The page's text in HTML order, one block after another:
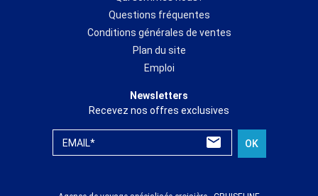
Questions fréquentes
Conditions générales de ventes
Plan du site
Emploi
Newsletters
Recevez nos offres exclusives
EMAIL* OK